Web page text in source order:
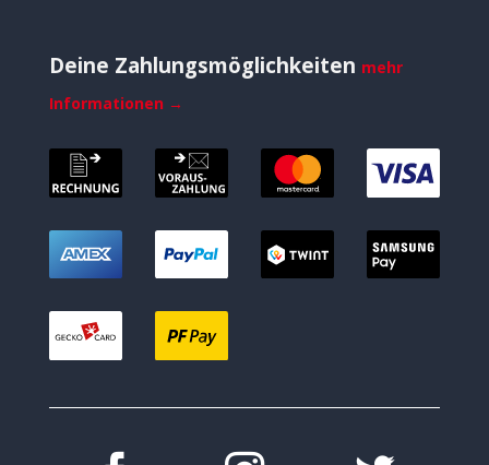
Deine Zahlungsmöglichkeiten mehr
Informationen →